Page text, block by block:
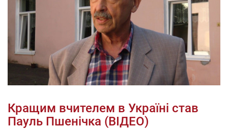
Кращим вчителем в Україні став
Пауль Пшенічка (ВІДЕО)